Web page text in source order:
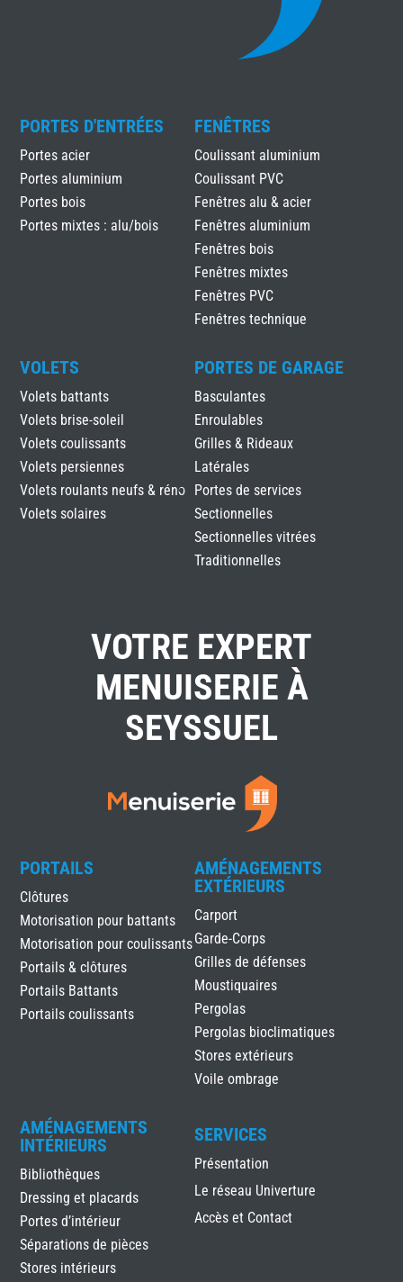
PORTES D'ENTRÉES
Portes acier
Portes aluminium
Portes bois
Portes mixtes : alu/bois
FENÊTRES
Coulissant aluminium
Coulissant PVC
Fenêtres alu & acier
Fenêtres aluminium
Fenêtres bois
Fenêtres mixtes
Fenêtres PVC
Fenêtres technique
VOLETS
Volets battants
Volets brise-soleil
Volets coulissants
Volets persiennes
Volets roulants neufs & réno
Volets solaires
PORTES DE GARAGE
Basculantes
Enroulables
Grilles & Rideaux
Latérales
Portes de services
Sectionnelles
Sectionnelles vitrées
Traditionnelles
VOTRE EXPERT
MENUISERIE À
SEYSSUEL
PORTAILS
Clôtures
Motorisation pour battants
Motorisation pour coulissants
Portails & clôtures
Portails Battants
Portails coulissants
AMÉNAGEMENTS
EXTÉRIEURS
Carport
Garde-Corps
Grilles de défenses
Moustiquaires
Pergolas
Pergolas bioclimatiques
Stores extérieurs
Voile ombrage
AMÉNAGEMENTS
INTÉRIEURS
Bibliothèques
Dressing et placards
Portes d’intérieur
Séparations de pièces
Stores intérieurs
SERVICES
Présentation
Le réseau Univerture
Accès et Contact